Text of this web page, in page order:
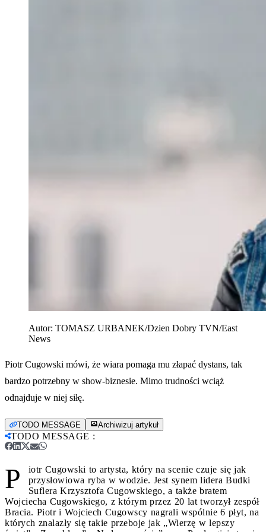
Autor: TOMASZ URBANEK/Dzien Dobry TVN/East
News
Piotr Cugowski mówi, że wiara pomaga mu złapać dystans, tak
bardzo potrzebny w show-biznesie. Mimo trudności wciąż
odnajduje w niej siłę.
TODO MESSAGE Archiwizuj artykuł
TODO MESSAGE :
P
iotr Cugowski to artysta, który na scenie czuje się jak
przysłowiowa ryba w wodzie. Jest synem lidera Budki
Suflera Krzysztofa Cugowskiego, a także bratem
Wojciecha Cugowskiego, z którym przez 20 lat tworzył zespół
Bracia. Piotr i Wojciech Cugowscy nagrali wspólnie 6 płyt, na
których znalazły się takie przeboje jak „Wierzę w lepszy